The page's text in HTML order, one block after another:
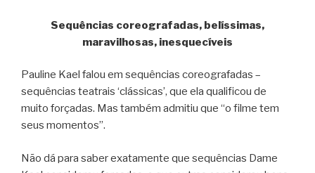
Sequências coreografadas, belíssimas,
maravilhosas, inesquecíveis
Pauline Kael falou em sequências coreografadas –
sequências teatrais ‘clássicas’, que ela qualificou de
muito forçadas. Mas também admitiu que “o filme tem
seus momentos”.
Não dá para saber exatamente que sequências Dame